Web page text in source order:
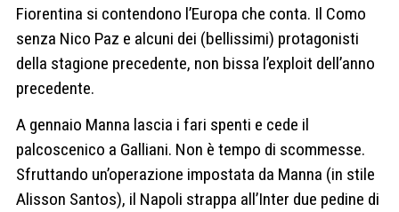
Fiorentina si contendono l’Europa che conta. Il Como
senza Nico Paz e alcuni dei (bellissimi) protagonisti
della stagione precedente, non bissa l’exploit dell’anno
precedente.
A gennaio Manna lascia i fari spenti e cede il
palcoscenico a Galliani. Non è tempo di scommesse.
Sfruttando un’operazione impostata da Manna (in stile
Alisson Santos), il Napoli strappa all’Inter due pedine di